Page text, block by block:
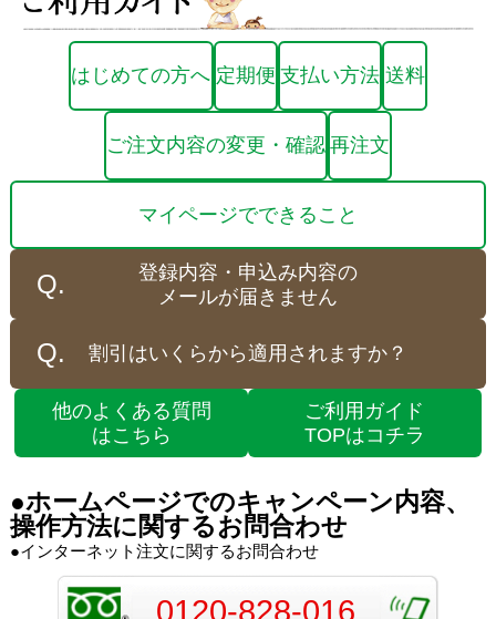
はじめての方へ 定期便 支払い方法 送料
ご注文内容の変更・確認 再注文
マイページでできること
登録内容・申込み内容の
メールが届きません
割引はいくらから適用されますか？
他のよくある質問
はこちら
ご利用ガイド
TOPはコチラ
●ホームページでのキャンペーン内容、
操作方法に関するお問合わせ
●インターネット注文に関するお問合わせ
0120-828-016